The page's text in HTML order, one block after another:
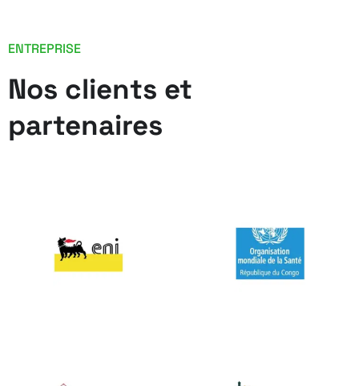
ENTREPRISE
Nos clients et
partenaires